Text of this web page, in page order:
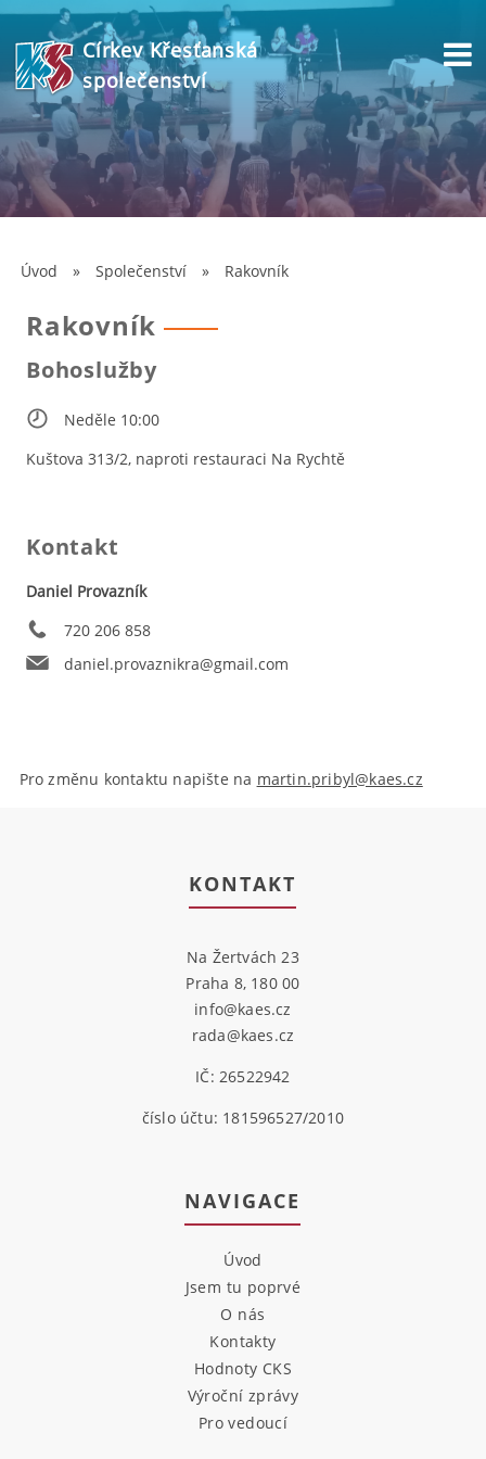
Církev Křesťanská
společenství
Úvod » Společenství » Rakovník
Rakovník
Bohoslužby
Neděle 10:00
Kuštova 313/2, naproti restauraci Na Rychtě
Kontakt
Daniel Provazník
720 206 858
daniel.provaznikra@gmail.com
Pro změnu kontaktu napište na martin.pribyl@kaes.cz
KONTAKT
Na Žertvách 23
Praha 8, 180 00
info@kaes.cz
rada@kaes.cz
IČ: 26522942
číslo účtu: 181596527/2010
NAVIGACE
Úvod
Jsem tu poprvé
O nás
Kontakty
Hodnoty CKS
Výroční zprávy
Pro vedoucí